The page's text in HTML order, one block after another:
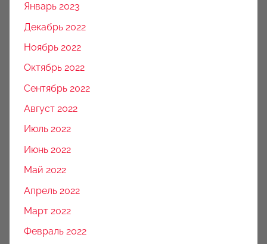
Январь 2023
Декабрь 2022
Ноябрь 2022
Октябрь 2022
Сентябрь 2022
Август 2022
Июль 2022
Июнь 2022
Май 2022
Апрель 2022
Март 2022
Февраль 2022